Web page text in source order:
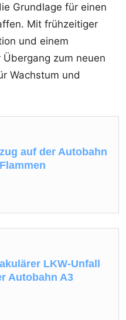
Grundlage für einen
Mit frühzeitiger
und einem
zum neuen
Wachstum und
auf der Autobahn
LKW-Unfall
Autobahn A3